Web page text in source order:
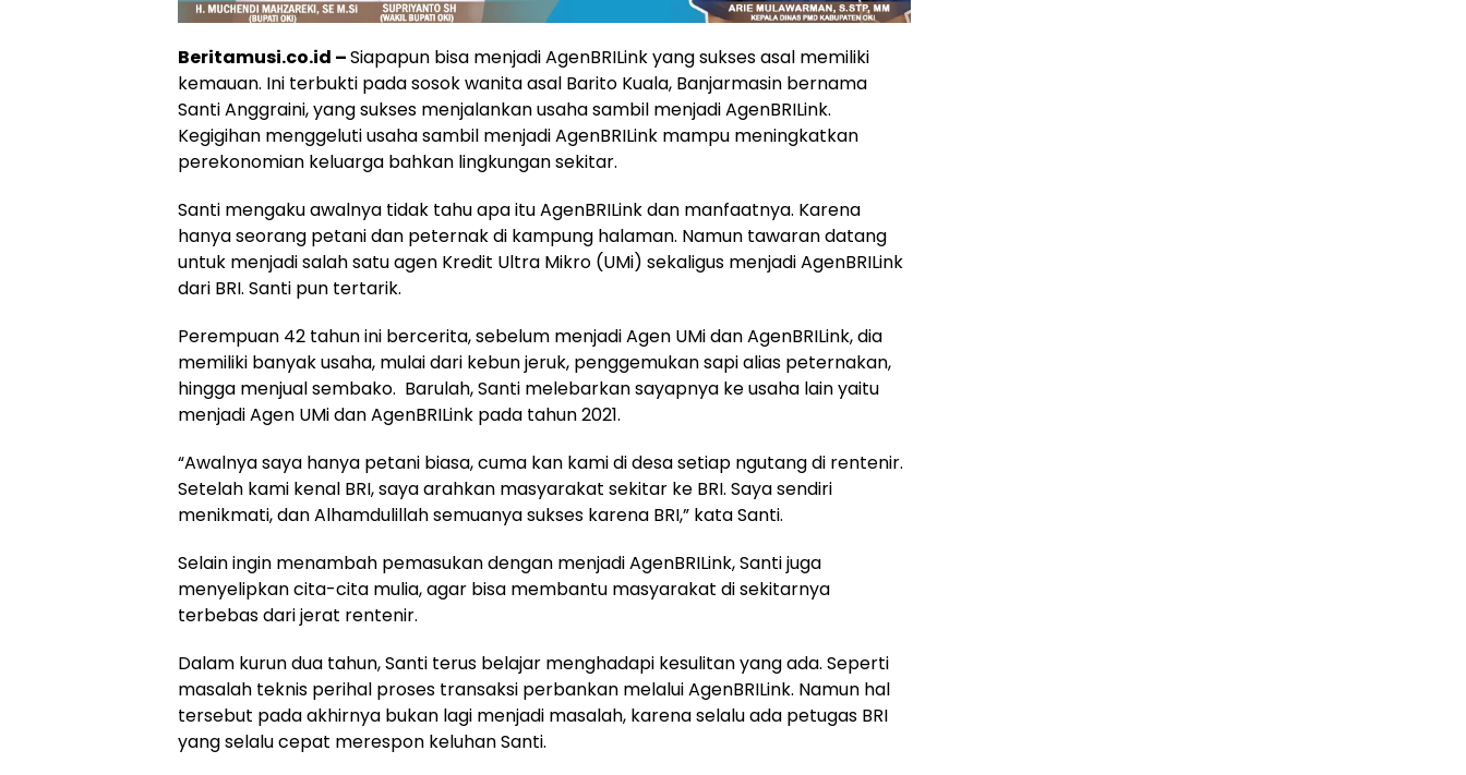
Beritamusi.co.id –Siapapun bisa menjadi AgenBRILink yang sukses asal memiliki
kemauan. Ini terbukti pada sosok wanita asal Barito Kuala, Banjarmasin bernama
Santi Anggraini, yang sukses menjalankan usaha sambil menjadi AgenBRILink.
Kegigihan menggeluti usaha sambil menjadi AgenBRILink mampu meningkatkan
perekonomian keluarga bahkan lingkungan sekitar.
Santi mengaku awalnya tidak tahu apa itu AgenBRILink dan manfaatnya. Karena
hanya seorang petani dan peternak di kampung halaman. Namun tawaran datang
untuk menjadi salah satu agen Kredit Ultra Mikro (UMi) sekaligus menjadi AgenBRILink
dari BRI. Santi pun tertarik.
Perempuan 42 tahun ini bercerita, sebelum menjadi Agen UMi dan AgenBRILink, dia
memiliki banyak usaha, mulai dari kebun jeruk, penggemukan sapi alias peternakan,
hingga menjual sembako. Barulah, Santi melebarkan sayapnya ke usaha lain yaitu
menjadi Agen UMi dan AgenBRILink pada tahun 2021.
“Awalnya saya hanya petani biasa, cuma kan kami di desa setiap ngutang di rentenir.
Setelah kami kenal BRI, saya arahkan masyarakat sekitar ke BRI. Saya sendiri
menikmati, dan Alhamdulillah semuanya sukses karena BRI,” kata Santi.
Selain ingin menambah pemasukan dengan menjadi AgenBRILink, Santi juga
menyelipkan cita-cita mulia, agar bisa membantu masyarakat di sekitarnya
terbebas dari jerat rentenir.
Dalam kurun dua tahun, Santi terus belajar menghadapi kesulitan yang ada. Seperti
masalah teknis perihal proses transaksi perbankan melalui AgenBRILink. Namun hal
tersebut pada akhirnya bukan lagi menjadi masalah, karena selalu ada petugas BRI
yang selalu cepat merespon keluhan Santi.